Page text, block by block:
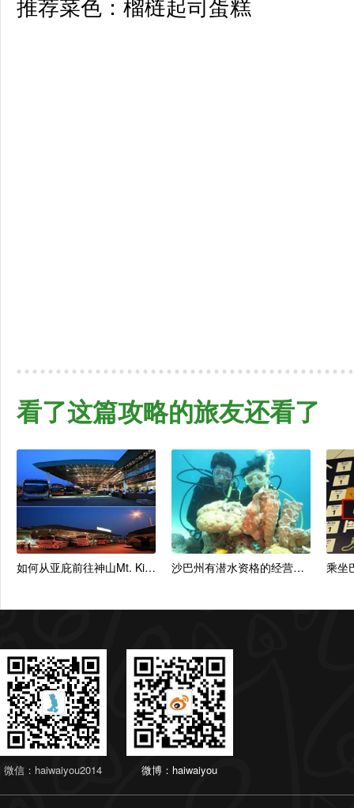
推荐菜色：榴梿起司蛋糕
看了这篇攻略的旅友还看了
如何从亚庇前往神山Mt. Kinabalu 沙巴州有潜水资格的经营者名单
微信：haiwaiyou2014 微博：haiwaiyou